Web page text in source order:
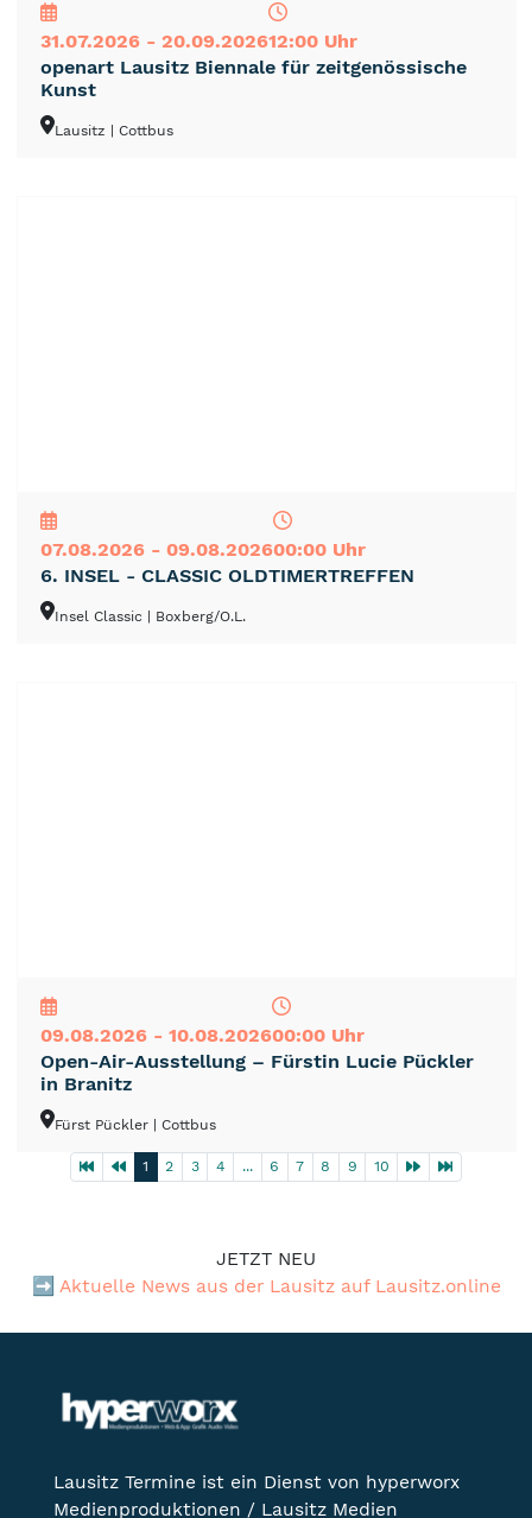
31.07.2026 - 20.09.202612:00 Uhr
openart Lausitz Biennale für zeitgenössische
Kunst
Lausitz | Cottbus
07.08.2026 - 09.08.202600:00 Uhr
6. INSEL - CLASSIC OLDTIMERTREFFEN
Insel Classic | Boxberg/O.L.
09.08.2026 - 10.08.202600:00 Uhr
Open-Air-Ausstellung – Fürstin Lucie Pückler
in Branitz
Fürst Pückler | Cottbus
1 2 3 4 ... 6 7 8 9 10
JETZT NEU
➡️ Aktuelle News aus der Lausitz auf Lausitz.online
Lausitz Termine ist ein Dienst von hyperworx
Medienproduktionen / Lausitz Medien